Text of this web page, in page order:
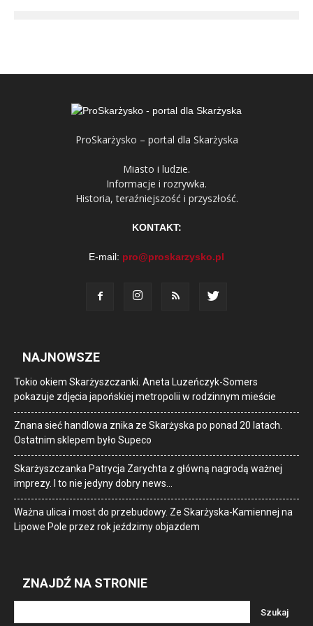
ProSkarżysko – portal dla Skarżyska
Miasto i ludzie.
Informacje i rozrywka.
Historia, teraźniejszość i przyszłość.
KONTAKT:
E-mail: pro@proskarzysko.pl
NAJNOWSZE
Tokio okiem Skarżyszczanki. Aneta Luzeńczyk-Somers
pokazuje zdjęcia japońskiej metropolii w rodzinnym mieście
Znana sieć handlowa znika ze Skarżyska po ponad 20 latach.
Ostatnim sklepem było Supeco
Skarżyszczanka Patrycja Zarychta z główną nagrodą ważnej
imprezy. I to nie jedyny dobry news…
Ważna ulica i most do przebudowy. Ze Skarżyska-Kamiennej na
Lipowe Pole przez rok jeździmy objazdem
ZNAJDŹ NA STRONIE